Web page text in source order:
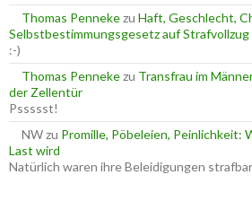
Thomas Pennekezu Haft, Geschlecht,
Selbstbestimmungsgesetz auf
:-)
Thomas Pennekezu Transfrau im
der Zellentür
Pssssst!
NWzu Promille, Pöbeleien, Peinlichkeit:
Last wird
Natürlich waren ihre Beleidigungen